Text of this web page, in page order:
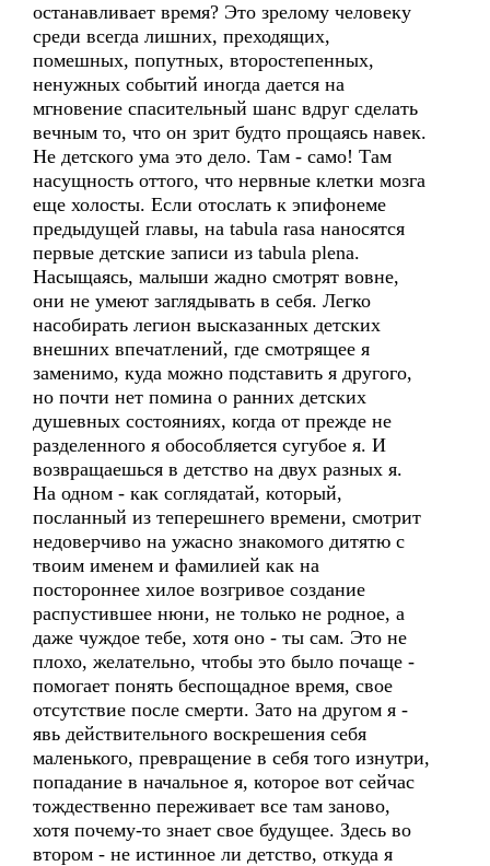
останавливает время? Это зрелому человеку
среди всегда лишних, преходящих,
помешных, попутных, второстепенных,
ненужных событий иногда дается на
мгновение спасительный шанс вдруг сделать
вечным то, что он зрит будто прощаясь навек.
Не детского ума это дело. Там - само! Там
насущность оттого, что нервные клетки мозга
еще холосты. Если отослать к эпифонеме
предыдущей главы, на tabula rasa наносятся
первые детские записи из tabula plena.
Насыщаясь, малыши жадно смотрят вовне,
они не умеют заглядывать в себя. Легко
насобирать легион высказанных детских
внешних впечатлений, где смотрящее я
заменимо, куда можно подставить я другого,
но почти нет помина о ранних детских
душевных состояниях, когда от прежде не
разделенного я обособляется сугубое я. И
возвращаешься в детство на двух разных я.
На одном - как соглядатай, который,
посланный из теперешнего времени, смотрит
недоверчиво на ужасно знакомого дитятю с
твоим именем и фамилией как на
постороннее хилое возгривое создание
распустившее нюни, не только не родное, а
даже чуждое тебе, хотя оно - ты сам. Это не
плохо, желательно, чтобы это было почаще -
помогает понять беспощадное время, свое
отсутствие после смерти. Зато на другом я -
явь действительного воскрешения себя
маленького, превращение в себя того изнутри,
попадание в начальное я, которое вот сейчас
тождественно переживает все там заново,
хотя почему-то знает свое будущее. Здесь во
втором - не истинное ли детство, откуда я